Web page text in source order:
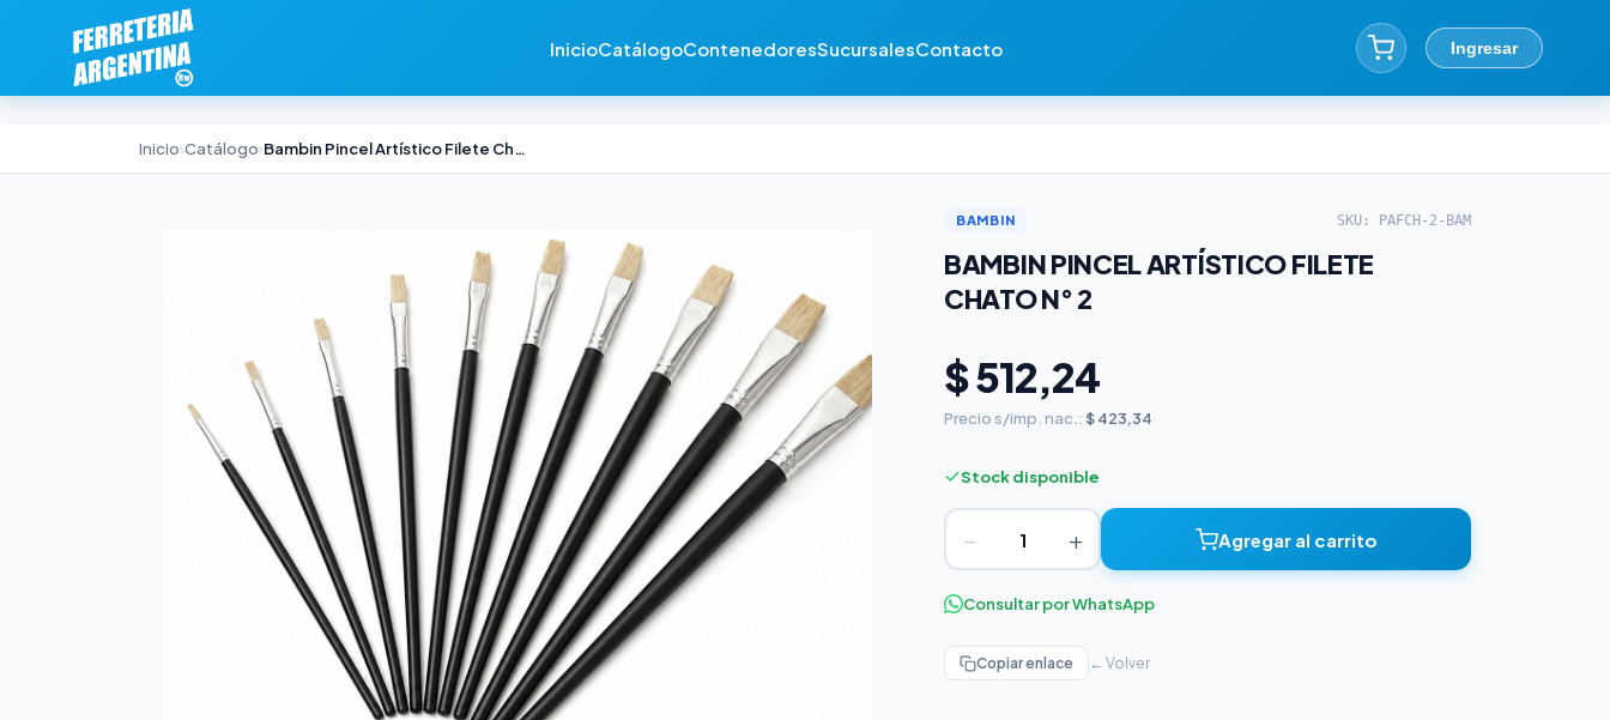
InicioCatálogoContenedoresSucursalesContacto Ingresar
Inicio›Catálogo› Bambin Pincel Artístico Filete Chato N° 2
BAMBIN SKU: PAFCH-2-BAM
BAMBIN PINCEL ARTÍSTICO FILETE
CHATO N° 2
$ 512,24
Precio s/imp. nac.: $ 423,34
Stock disponible
− + Agregar al carrito
Consultar por WhatsApp
Copiar enlace ← Volver